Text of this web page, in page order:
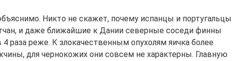
Никто не скажет, почему испанцы и португальцы
и даже ближайшие к Дании северные соседи финны
раза реже. К злокачественным опухолям яичка более
для чернокожих они совсем не характерны. Главную